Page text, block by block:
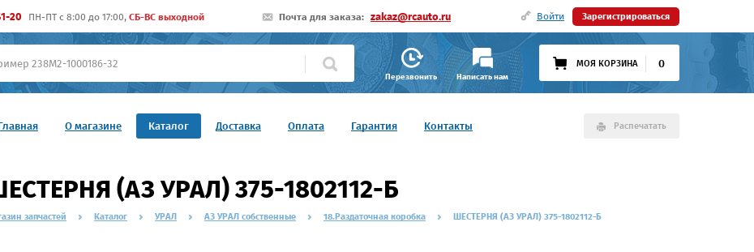
20 ПН-ПТ c 8:00 до 17:00, СБ-ВС выходной Почта для заказа: zakaz@rcauto.ru Войти Зарегистрироваться
Перезвонить Написать нам
МОЯ КОРЗИНА 0
О магазине Каталог Доставка Оплата Гарантия Контакты Распечатать
(АЗ УРАЛ) 375-1802112-Б
запчастей Каталог УРАЛ АЗ УРАЛ собственные 18.Раздаточная коробка ШЕСТЕРНЯ (АЗ УРАЛ) 375-1802112-Б